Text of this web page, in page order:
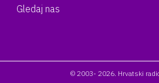
Gledaj nas
© 2003- 2026. Hrvatski